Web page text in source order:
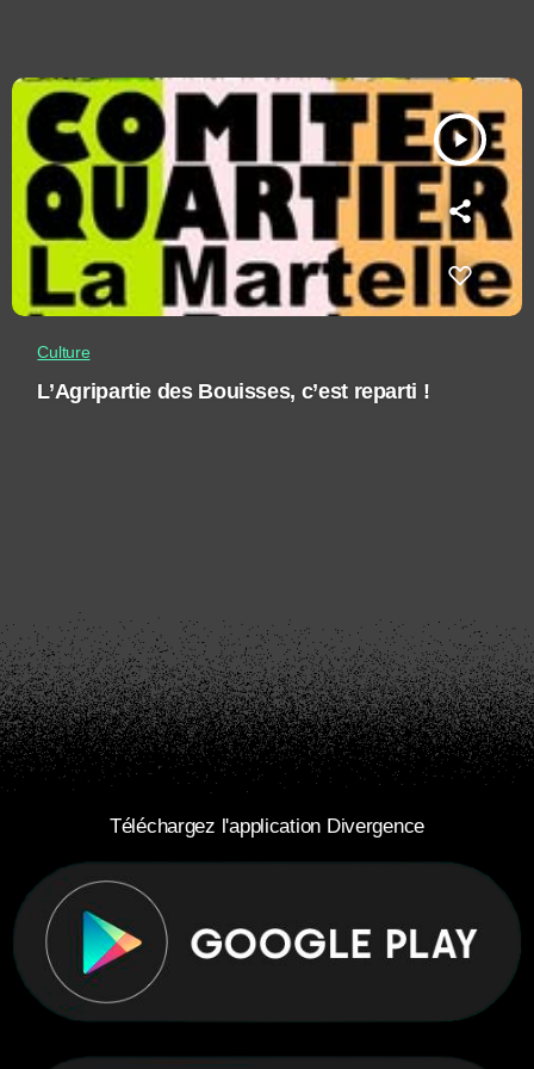
play_arrow
Culture
L’Agripartie des Bouisses, c’est reparti !
Téléchargez l'application Divergence